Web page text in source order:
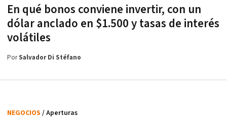
En qué bonos conviene invertir, con un
dólar anclado en $1.500 y tasas de interés
volátiles
PorSalvador Di Stéfano
NEGOCIOS / Aperturas